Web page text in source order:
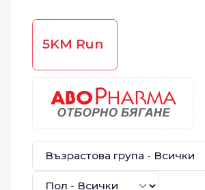
5KM Run